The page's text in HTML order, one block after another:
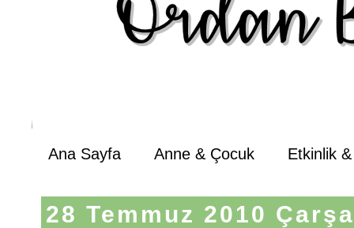
Ana Sayfa Anne & Çocuk Etkinlik
28 Temmuz 2010